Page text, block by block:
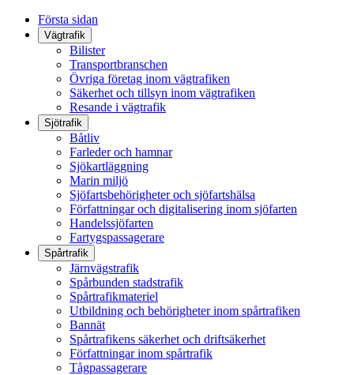
Första sidan
Vägtrafik
Bilister
Transportbranschen
Övriga företag inom vägtrafiken
Säkerhet och tillsyn inom vägtrafiken
Resande i vägtrafik
Sjötrafik
Båtliv
Farleder och hamnar
Sjökartläggning
Marin miljö
Sjöfartsbehörigheter och sjöfartshälsa
Författningar och digitalisering inom sjöfarten
Handelssjöfarten
Fartygspassagerare
Spårtrafik
Järnvägstrafik
Spårbunden stadstrafik
Spårtrafikmateriel
Utbildning och behörigheter inom spårtrafiken
Bannät
Spårtrafikens säkerhet och driftsäkerhet
Författningar inom spårtrafik
Tågpassagerare